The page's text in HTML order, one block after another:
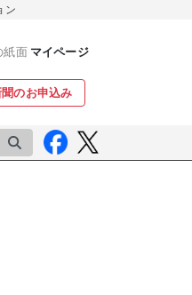
ン
紙面 マイページ
のお申込み
検索